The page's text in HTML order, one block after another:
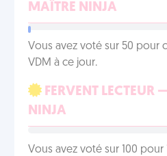
MAÎTRE NINJA
Vous avez voté sur 50 pour
VDM à ce jour.
FERVENT LECTEUR
NINJA
Vous avez voté sur 100